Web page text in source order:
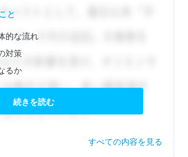
と
的な流れ
対策
るか
続きを読む
すべての内容を見る